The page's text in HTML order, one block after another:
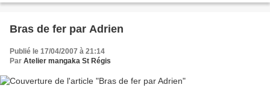
Bras de fer par Adrien
Publié le 17/04/2007 à 21:14
Par Atelier mangaka St Régis